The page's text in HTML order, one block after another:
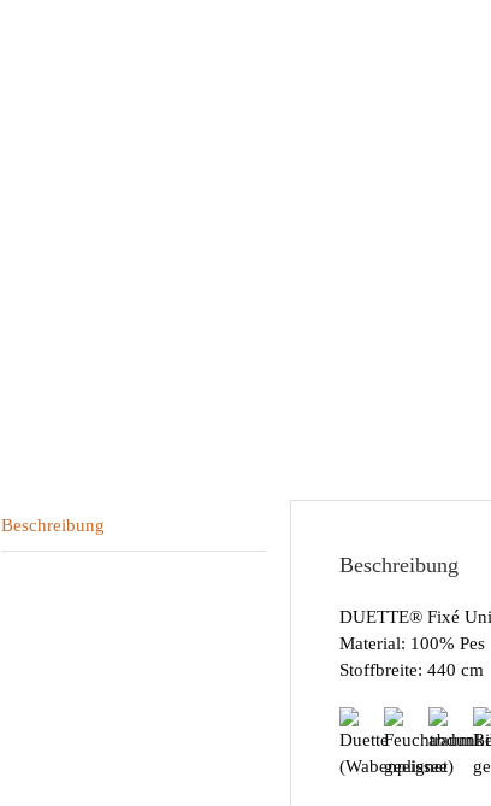
Beschreibung
Beschreibung
DUETTE® Fixé
Material: 100% Pes
Stoffbreite: 440 cm